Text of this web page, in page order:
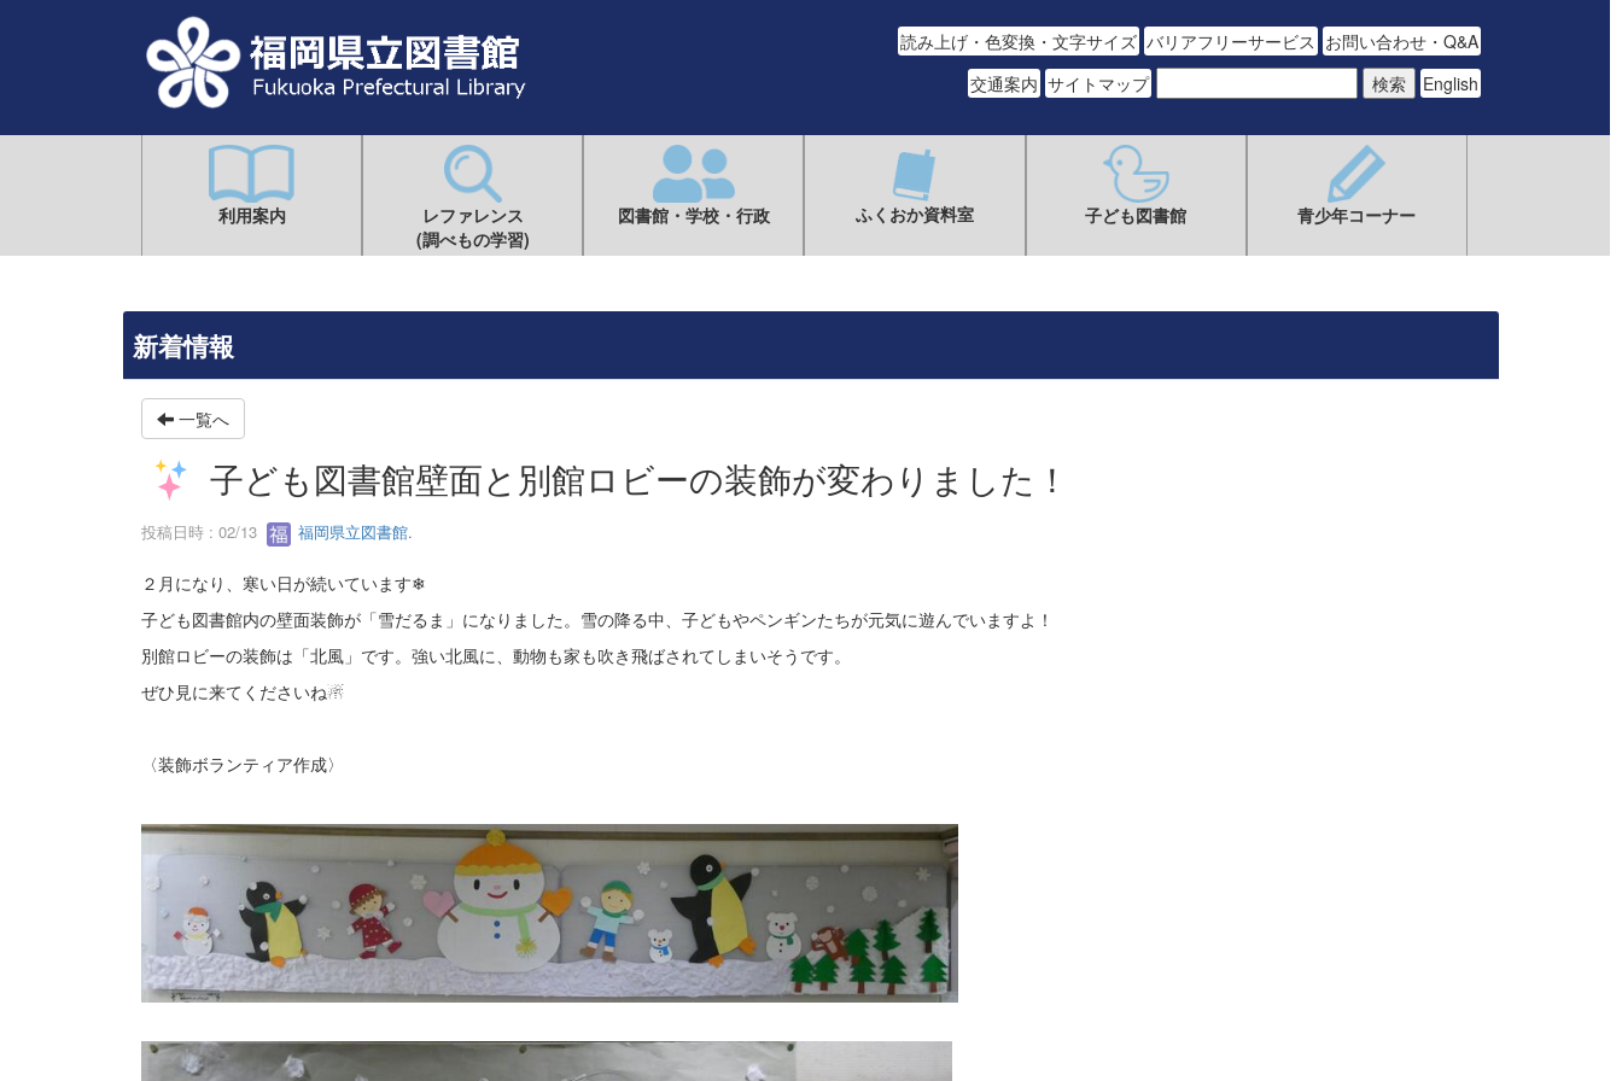
読み上げ・色変換・文字サイズ バリアフリーサービス お問い合わせ・Q&A
交通案内 サイトマップ English
利用案内
レファレンス
(調べもの学習)
図書館・学校・行政 ふくおか資料室 子ども図書館 青少年コーナー
新着情報
一覧へ
子ども図書館壁面と別館ロビーの装飾が変わりました！
投稿日時 : 02/13 福岡県立図書館.
２月になり、寒い日が続いています❄
子ども図書館内の壁面装飾が「雪だるま」になりました。雪の降る中、子どもやペンギンたちが元気に遊んでいますよ！
別館ロビーの装飾は「北風」です。強い北風に、動物も家も吹き飛ばされてしまいそうです。
ぜひ見に来てくださいね☃
〈装飾ボランティア作成〉